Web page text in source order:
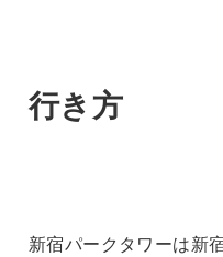
行き方
新宿パークタワーは新